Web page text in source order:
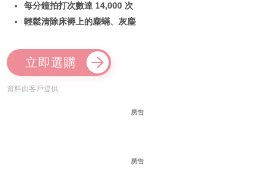
每分鐘拍打次數達 14,000 次
輕鬆清除床褥上的塵蟎、灰塵
立即選購
資料由客戶提供
廣告
廣告